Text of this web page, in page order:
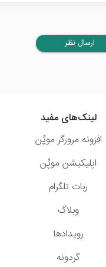
ارسال نظر
لینک‌های مفید
افزونه مرورگر موپُن
اپلیکیشن موپُن
ربات تلگرام
وبلاگ
رویدادها
گردونه